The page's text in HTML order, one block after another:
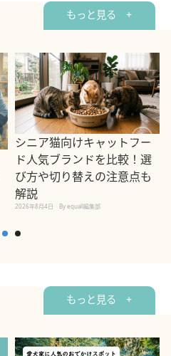
もっと見る +
シニア猫向けキャットフー
ド人気ブランドを比較！選
び方や切り替えの注意点も
解説
2026年8月4日 By equall編集部
もっと見る +